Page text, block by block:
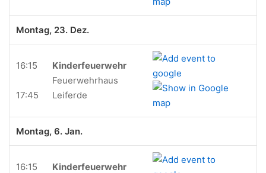
Montag, 23. Dez.
16:15
17:45
Kinderfeuerwehr
Feuerwehrhaus
Leiferde
Montag, 6. Jan.
16:15
Kinderfeuerwehr